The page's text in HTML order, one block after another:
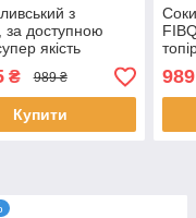
з
за доступною
якість
₴ 989 ₴
Купити